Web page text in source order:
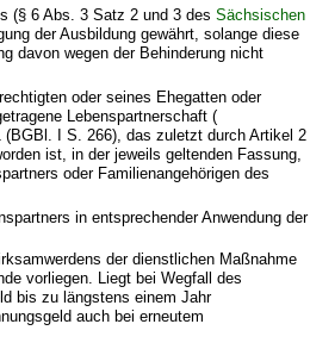
(§ 6 Abs. 3 Satz 2 und 3 desSächsischen
der Ausbildung gewährt, solange diese
davon wegen der Behinderung nicht
oder seines Ehegatten oder
Lebenspartnerschaft (
(BGBl. I S. 266), das zuletzt durch Artikel 2
ist, in der jeweils geltenden Fassung,
oder Familienangehörigen des
in entsprechender Anwendung der
der dienstlichen Maßnahme
vorliegen. Liegt bei Wegfall des
bis zu längstens einem Jahr
auch bei erneutem